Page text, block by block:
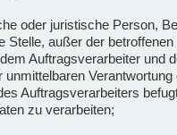
oder juristische Person,
Stelle, außer der betroffenen
Auftragsverarbeiter und
unmittelbaren Verantwortung
Auftragsverarbeiters
zu verarbeiten;